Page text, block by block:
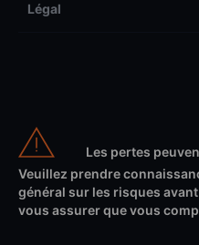
Légal
Les pertes
Veuillez prendre
général sur les risques
vous assurer que vous